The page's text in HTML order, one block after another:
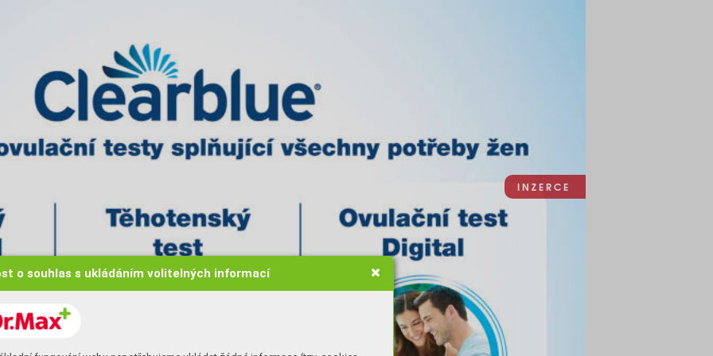
o souhlas s ukládáním volitelných informací
I N Z E R C E